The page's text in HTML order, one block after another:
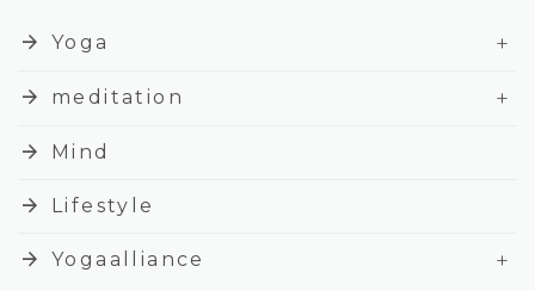
arrow_forward Yoga
+
arrow_forward
meditation
+
arrow_forward
Mind
arrow_forward Lifestyle
arrow_forward Yogaalliance +